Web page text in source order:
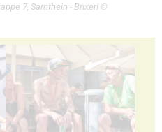
7, Sarnthein - Brixen ©